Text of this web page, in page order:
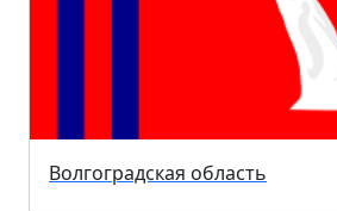
Волгоградская область